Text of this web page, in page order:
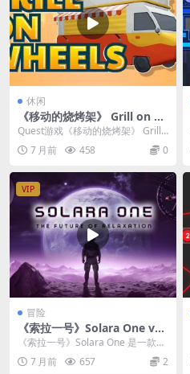
休闲
《移动的烧烤架》 Grill on W
heels
Quest游戏《移动的烧烤架》 Grill
on Wheels 是一款在虚拟现实...
7 月前 458 0
VIP
冒险
《索拉一号》Solara One v3.
02.008c.9
《索拉一号》Solara One 是一款无
与伦比的沉浸式虚拟现实体验，让
您踏上一...
7 月前 657 2